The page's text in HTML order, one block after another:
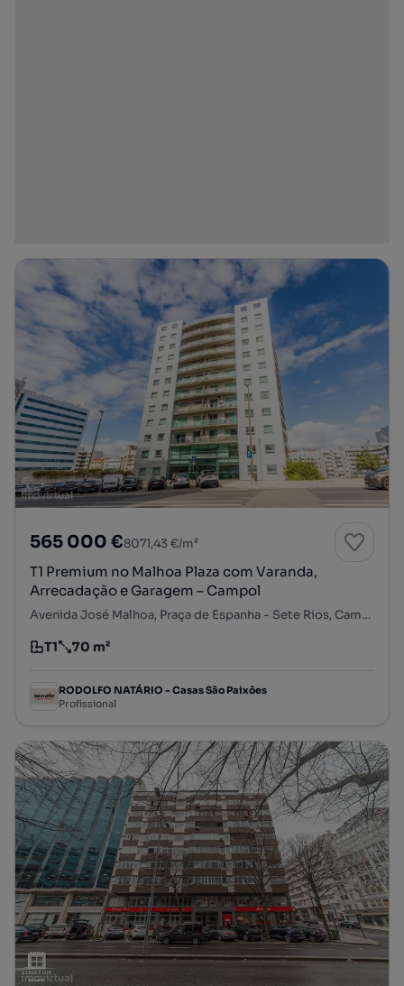
565 000 €8071,43 €/m²
T1 Premium no Malhoa Plaza com Varanda,
Arrecadação e Garagem – Campol
Avenida José Malhoa, Praça de Espanha - Sete Rios, Campolide, Lisboa, Lisboa
Tipologia
T1
Preço por metro quadrado
70 m²
RODOLFO NATÁRIO - Casas São Paixões
Profissional